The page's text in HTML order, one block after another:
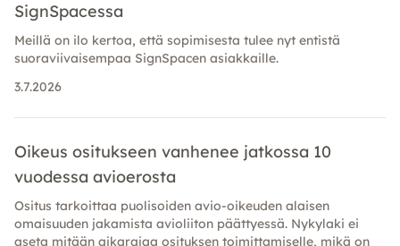
SignSpacessa
Meillä on ilo kertoa, että sopimisesta tulee nyt entistä
suoraviivaisempaa SignSpacen asiakkaille.
3.7.2026
Oikeus ositukseen vanhenee jatkossa 10
vuodessa avioerosta
Ositus tarkoittaa puolisoiden avio-oikeuden alaisen
omaisuuden jakamista avioliiton päättyessä. Nykylaki ei
aseta mitään aikarajaa osituksen toimittamiselle, mikä on